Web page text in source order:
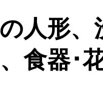
人形
食器･